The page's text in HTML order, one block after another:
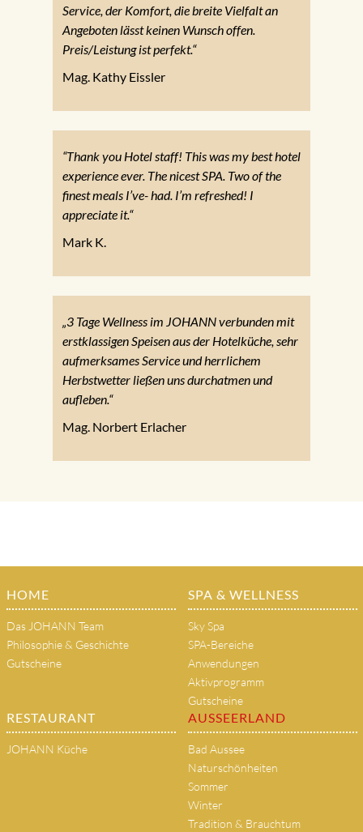
Service, der Komfort, die breite Vielfalt an
Angeboten lässt keinen Wunsch offen.
Preis/Leistung ist perfekt.“
Mag. Kathy Eissler
“Thank you Hotel staff! This was my best hotel
experience ever. The nicest SPA. Two of the
finest meals I’ve- had. I’m refreshed! I
appreciate it.“
Mark K.
„3 Tage Wellness im JOHANN verbunden mit
erstklassigen Speisen aus der Hotelküche, sehr
aufmerksames Service und herrlichem
Herbstwetter ließen uns durchatmen und
aufleben.“
Mag. Norbert Erlacher
HOME
Das JOHANN Team
Philosophie & Geschichte
Gutscheine
SPA & WELLNESS
Sky Spa
SPA-Bereiche
Anwendungen
Aktivprogramm
Gutscheine
RESTAURANT
JOHANN Küche
AUSSEERLAND
Bad Aussee
Naturschönheiten
Sommer
Winter
Tradition & Brauchtum